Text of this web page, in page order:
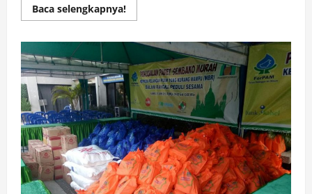
Baca selengkapnya!Read
more
10
Terakhir
Bulan
Ramadhan
di
Masjid
Imam
Syafi’i
Banjarmasin